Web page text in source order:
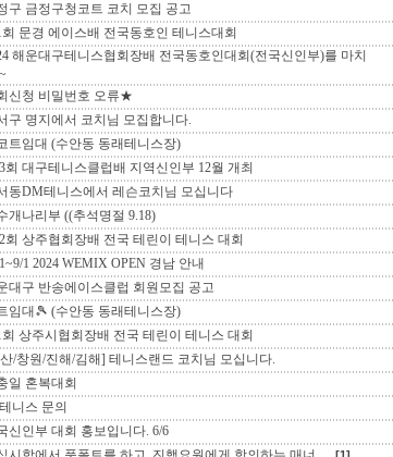
구 금정구청코트 코치 모집 공고
회 문경 에이스배 전국동호인 테니스대회
해운대구테니스협회장배 전국동호인대회(전국신인부)를 마치
신청 비밀번호 오류★
구 명지에서 코치님 모집합니다.
트임대 (수안동 동래테니스장)
회 대구테니스클럽배 지역신인부 12월 개최
동DM테니스에서 레슨코치님 모십니다
개나리부 ((추석명절 9.18)
회 상주협회장배 전국 테린이 테니스 대회
1 2024 WEMIX OPEN 경남 안내
대구 반송에이스클럽 회원모집 공고
임대🎾 (수안동 동래테니스장)
회 상주시협회장배 전국 테린이 테니스 대회
/창원/진해/김해] 테니스랜드 코치님 모십니다.
일 혼복대회
니스 문의
신인부 대회 홍보입니다. 6/6